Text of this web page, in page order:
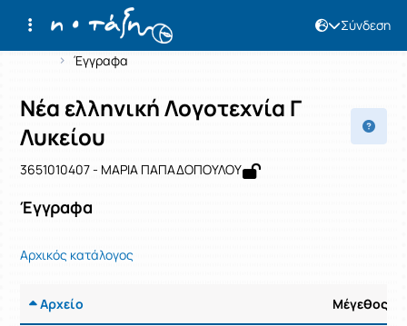
Σύνδεση
Αρχική Σελίδα
Έγγραφα
Μάθημα : Nέα ελληνική Λογοτεχνία Γ
Κωδικός : 3651010407
Nέα ελληνική Λογοτεχνία Γ
Λυκείου
3651010407 - ΜΑΡΙΑ ΠΑΠΑΔΟΠΟΥΛΟΥ
Έγγραφα
Αρχικός κατάλογος
Αρχείο Μέγεθος